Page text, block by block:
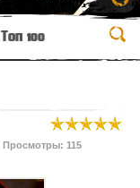
Топ 100
Просмотры: 115